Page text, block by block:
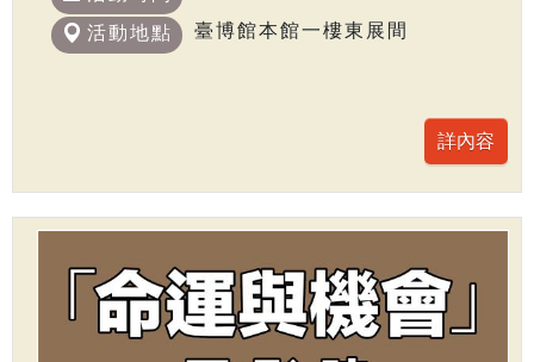
活動地點 臺博館本館一樓東展間